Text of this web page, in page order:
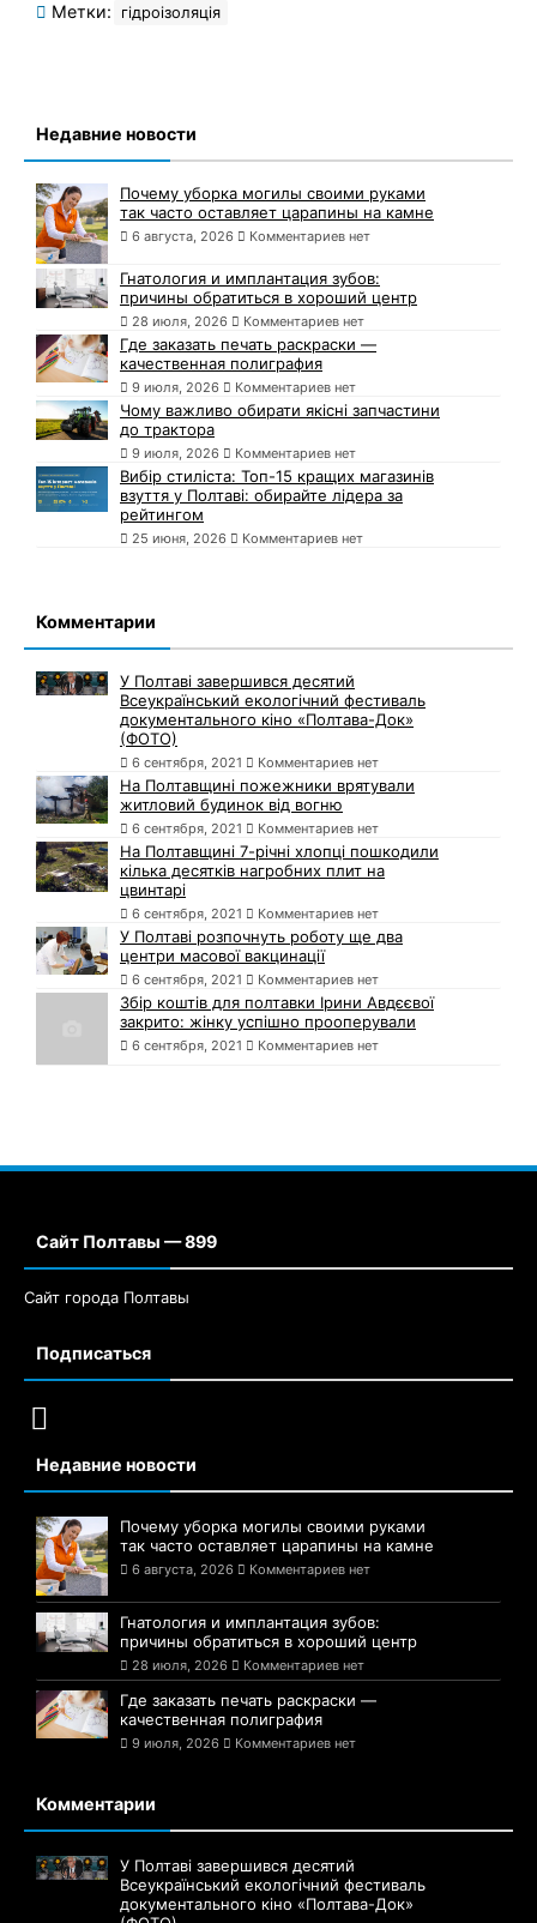
Метки: гідроізоляція
Недавние новости
Почему уборка могилы своими руками
так часто оставляет царапины на камне
6 августа, 2026 Комментариев нет
Гнатология и имплантация зубов:
причины обратиться в хороший центр
28 июля, 2026 Комментариев нет
Где заказать печать раскраски —
качественная полиграфия
9 июля, 2026 Комментариев нет
Чому важливо обирати якісні запчастини
до трактора
9 июля, 2026 Комментариев нет
Вибір стиліста: Топ-15 кращих магазинів
взуття у Полтаві: обирайте лідера за
рейтингом
25 июня, 2026 Комментариев нет
Комментарии
У Полтаві завершився десятий
Всеукраїнський екологічний фестиваль
документального кіно «Полтава-Док»
(ФОТО)
6 сентября, 2021 Комментариев нет
На Полтавщині пожежники врятували
житловий будинок від вогню
6 сентября, 2021 Комментариев нет
На Полтавщині 7-річні хлопці пошкодили
кілька десятків нагробних плит на
цвинтарі
6 сентября, 2021 Комментариев нет
У Полтаві розпочнуть роботу ще два
центри масової вакцинації
6 сентября, 2021 Комментариев нет
Збір коштів для полтавки Ірини Авдєєвої
закрито: жінку успішно прооперували
6 сентября, 2021 Комментариев нет
Сайт Полтавы — 899
Сайт города Полтавы
Подписаться
Недавние новости
Почему уборка могилы своими руками
так часто оставляет царапины на камне
6 августа, 2026 Комментариев нет
Гнатология и имплантация зубов:
причины обратиться в хороший центр
28 июля, 2026 Комментариев нет
Где заказать печать раскраски —
качественная полиграфия
9 июля, 2026 Комментариев нет
Комментарии
У Полтаві завершився десятий
Всеукраїнський екологічний фестиваль
документального кіно «Полтава-Док»